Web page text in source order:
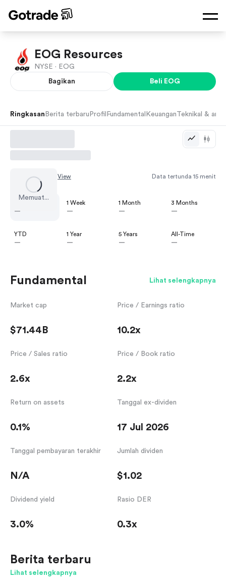
EOG Resources
NYSE · EOG
Bagikan Beli EOG
Ringkasan Berita terbaru Profil Fundamental Keuangan Teknikal &
Memuat...
Chart by TradingView Data tertunda 15 menit
—
1 Week
—
1 Month
—
3 Months
—
YTD
—
1 Year
—
5 Years
—
All-Time
—
Fundamental Lihat selengkapnya
Market cap
$71.44B
Price / Earnings ratio
10.2x
Price / Sales ratio
2.6x
Price / Book ratio
2.2x
Return on assets
0.1%
Tanggal ex-dividen
17 Jul 2026
Tanggal pembayaran terakhir
N/A
Jumlah dividen
$1.02
Dividend yield
3.0%
Rasio DER
0.3x
Berita terbaru
Lihat selengkapnya